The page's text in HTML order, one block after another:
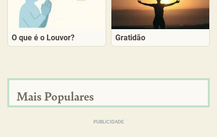
O que é o Louvor? Gratidão
Mais Populares